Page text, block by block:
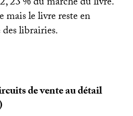
mais le livre reste en
librairies.
de vente au détail